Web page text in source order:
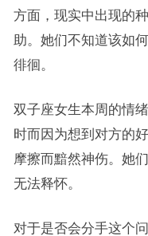
方面，现实中出现的
助。她们不知道该如
徘徊。
双子座女生本周的情
时而因为想到对方的
摩擦而黯然神伤。她
无法释怀。
对于是否会分手这个